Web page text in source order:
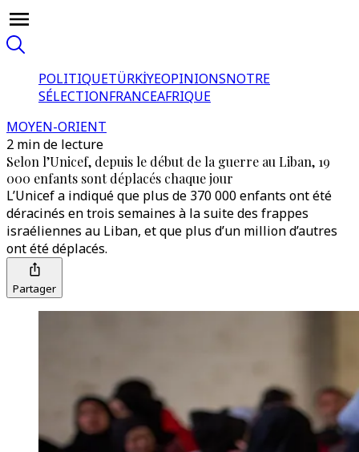
POLITIQUETÜRKİYEOPINIONSNOTRE
SÉLECTIONFRANCEAFRIQUE
MOYEN-ORIENT
2 min de lecture
Selon l’Unicef, depuis le début de la guerre au Liban, 19
000 enfants sont déplacés chaque jour
L’Unicef a indiqué que plus de 370 000 enfants ont été
déracinés en trois semaines à la suite des frappes
israéliennes au Liban, et que plus d’un million d’autres
ont été déplacés.
Partager